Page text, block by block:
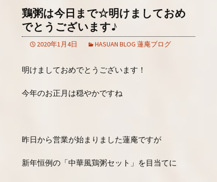
鶏粥は今日まで☆明けましておめ
でとうございます♪
2020年1月4日 HASUAN BLOG 蓮庵ブログ
明けましておめでとうございます！
今年のお正月は穏やかですね
昨日から営業が始まりました蓮庵ですが
新年恒例の「中華風鶏粥セット」を目当てに